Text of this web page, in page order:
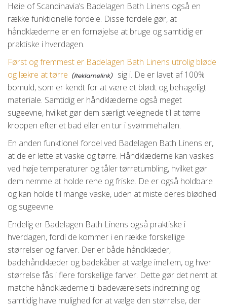
Høie of Scandinavia’s Badelagen Bath Linens også en
række funktionelle fordele. Disse fordele gør, at
håndklæderne er en fornøjelse at bruge og samtidig er
praktiske i hverdagen.
Først og fremmest er Badelagen Bath Linens utrolig bløde
og lækre at tørre
sig i. De er lavet af 100%
bomuld, som er kendt for at være et blødt og behageligt
materiale. Samtidig er håndklæderne også meget
sugeevne, hvilket gør dem særligt velegnede til at tørre
kroppen efter et bad eller en tur i svømmehallen.
En anden funktionel fordel ved Badelagen Bath Linens er,
at de er lette at vaske og tørre. Håndklæderne kan vaskes
ved høje temperaturer og tåler tørretumbling, hvilket gør
dem nemme at holde rene og friske. De er også holdbare
og kan holde til mange vaske, uden at miste deres blødhed
og sugeevne.
Endelig er Badelagen Bath Linens også praktiske i
hverdagen, fordi de kommer i en række forskellige
størrelser og farver. Der er både håndklæder,
badehåndklæder og badekåber at vælge imellem, og hver
størrelse fås i flere forskellige farver. Dette gør det nemt at
matche håndklæderne til badeværelsets indretning og
samtidig have mulighed for at vælge den størrelse, der